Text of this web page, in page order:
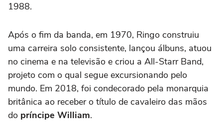
1988.
Após o fim da banda, em 1970, Ringo construiu
uma carreira solo consistente, lançou álbuns, atuou
no cinema e na televisão e criou a All-Starr Band,
projeto com o qual segue excursionando pelo
mundo. Em 2018, foi condecorado pela monarquia
britânica ao receber o título de cavaleiro das mãos
do príncipe William.